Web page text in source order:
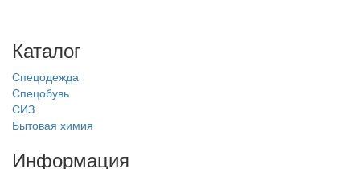
Каталог
Спецодежда
Спецобувь
СИЗ
Бытовая химия
Информация